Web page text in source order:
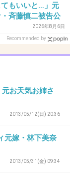
世界
てもいいと…」元
斉藤慎二被告公
2026年8月6日
Recommended by
お天気お姉さ
2013/05/12(日) 20:36
元嫁・林下美奈
2013/05/31(金) 09:34